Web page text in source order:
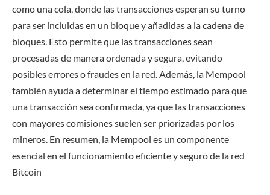
como una cola, donde las transacciones esperan su turno
para ser incluidas en un bloque y añadidas a la cadena de
bloques. Esto permite que las transacciones sean
procesadas de manera ordenada y segura, evitando
posibles errores o fraudes en la red. Además, la Mempool
también ayuda a determinar el tiempo estimado para que
una transacción sea confirmada, ya que las transacciones
con mayores comisiones suelen ser priorizadas por los
mineros. En resumen, la Mempool es un componente
esencial en el funcionamiento eficiente y seguro de la red
Bitcoin